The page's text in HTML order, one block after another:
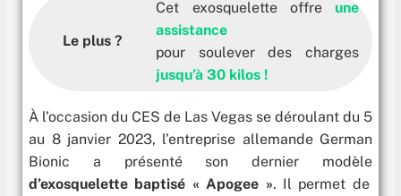
Le plus ?
Cet exosquelette offre une
assistance
pour soulever des charges
jusqu’à 30 kilos !
À l’occasion du CES de Las Vegas se déroulant du 5
au 8 janvier 2023, l’entreprise allemande German
Bionic a présenté son dernier modèle
d’exosquelette baptisé « Apogee ». Il permet de